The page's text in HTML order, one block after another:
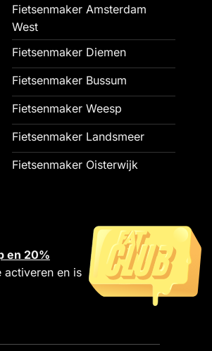
Fietsenmaker Amsterdam
West
Fietsenmaker Diemen
Fietsenmaker Bussum
Fietsenmaker Weesp
Fietsenmaker Landsmeer
Fietsenmaker Oisterwijk
en 20%
activeren en is